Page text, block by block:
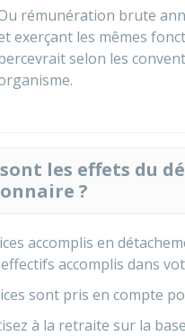
rémunération brute
exerçant les mêmes
selon les
les effets du
?
accomplis en
accomplis dans
sont pris en compte
à la retraite sur la